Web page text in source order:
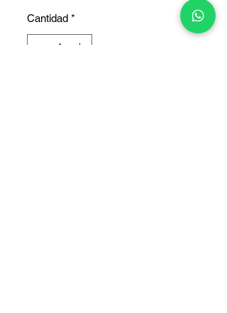
Cantidad *